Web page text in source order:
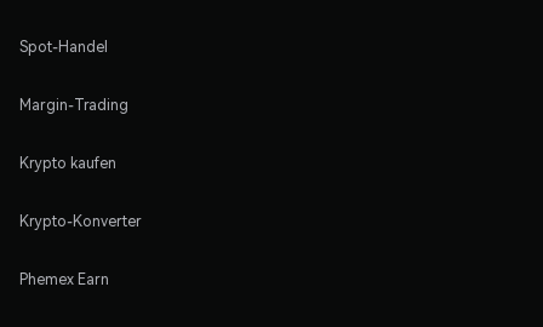
Spot-Handel
Margin-Trading
Krypto kaufen
Krypto-Konverter
Phemex Earn